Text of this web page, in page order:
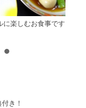
に楽しむお食事です
き！